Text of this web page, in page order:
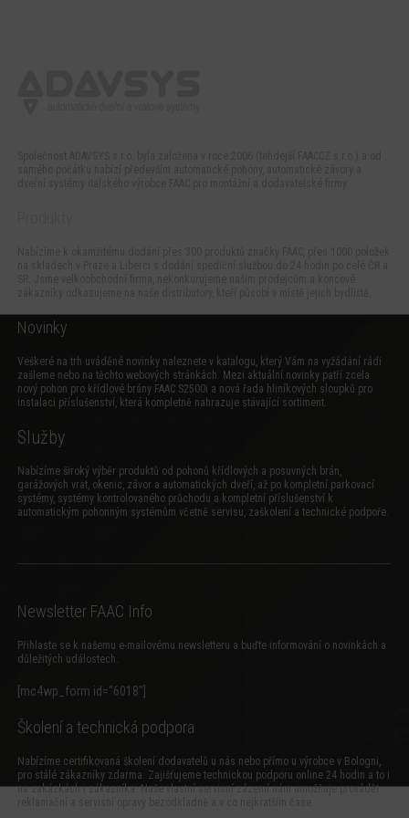
Novinky
Veškeré na trh uváděné novinky naleznete v katalogu, který Vám na vyžádání rádi
zašleme nebo na těchto webových stránkách. Mezi aktuální novinky patří zcela
nový pohon pro křídlové brány FAAC S2500i a nová řada hliníkových sloupků pro
instalaci příslušenství , která kompletně nahrazuje stávající sortiment.
Služby
Nabízíme široký výběr produktů od pohonů křídlových a posuvných brán,
garážových vrat, okenic, závor a automatických dveří, až po kompletní parkovací
systémy, systémy kontrolovaného průchodu a kompletní příslušenství k
automatickým pohonným systémům včetně servisu, zaškolení a technické podpoře.
Newsletter FAAC Info
Přihlaste se k našemu e-mailovému newsletteru a buďte informování o novinkách a
důležitých událostech.
[mc4wp_form id=“6018″]
Školení a technická podpora
Nabízíme certifikovaná školení dodavatelů u nás nebo přímo u výrobce v Bologni,
pro stálé zákazníky zdarma. Zajišťujeme technickou podporu online 24 hodin a to i
na zakázkách i zákazníka. Naše vlastní servisní zázemí nám umožňuje provádět